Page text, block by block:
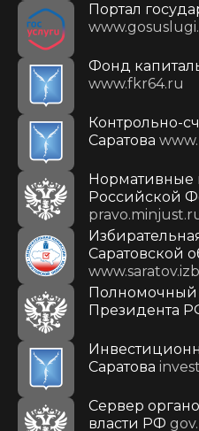
Портал
Фонд
www.fkr64.ru
Контрольно-
Саратова
Нормативные
Российской
Саратовской
Полномочный
Президента
Саратова
Сервер
власти РФ